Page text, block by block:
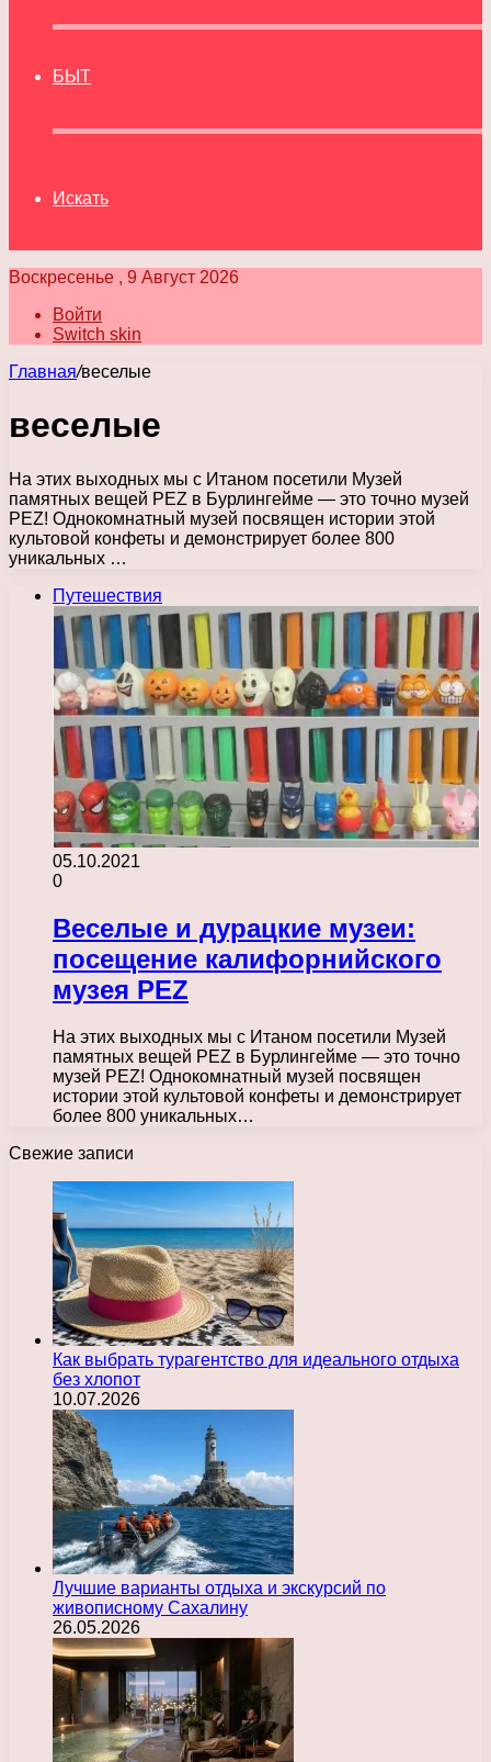
БЫТ
Искать
Воскресенье , 9 Август 2026
Войти
Switch skin
Главная/веселые
веселые
На этих выходных мы с Итаном посетили Музей
памятных вещей PEZ в Бурлингейме — это точно музей
PEZ! Однокомнатный музей посвящен истории этой
культовой конфеты и демонстрирует более 800
уникальных …
Путешествия
05.10.2021
0
Веселые и дурацкие музеи:
посещение калифорнийского
музея PEZ
На этих выходных мы с Итаном посетили Музей
памятных вещей PEZ в Бурлингейме — это точно
музей PEZ! Однокомнатный музей посвящен
истории этой культовой конфеты и демонстрирует
более 800 уникальных…
Свежие записи
Как выбрать турагентство для идеального отдыха
без хлопот
10.07.2026
Лучшие варианты отдыха и экскурсий по
живописному Сахалину
26.05.2026